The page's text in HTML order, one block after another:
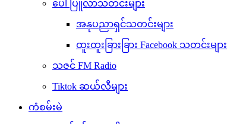
ပေါ်ပြူလာသတင်းများ
အနုပညာရှင်သတင်းများ
ထူးထူးခြားခြား Facebook သတင်းများ
သဇင် FM Radio
Tiktok ဆယ်လီများ
ကံစမ်းမဲ